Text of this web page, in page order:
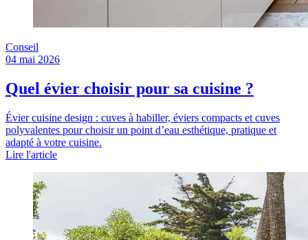
Conseil
04 mai 2026
Quel évier choisir pour sa cuisine ?
Évier cuisine design : cuves à habiller, éviers compacts et cuves
polyvalentes pour choisir un point d’eau esthétique, pratique et
adapté à votre cuisine.
Lire l'article